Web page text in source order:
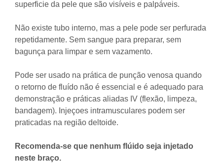
superficie da pele que são visíveis e palpáveis.
Não existe tubo interno, mas a pele pode ser perfurada
repetidamente. Sem sangue para preparar, sem
bagunça para limpar e sem vazamento.
Pode ser usado na prática de punção venosa quando
o retorno de fluído não é essencial e é adequado para
demonstração e práticas aliadas IV (flexão, limpeza,
bandagem). Injeçoes intramusculares podem ser
praticadas na região deltoide.
Recomenda-se que nenhum flúido seja injetado
neste braço.